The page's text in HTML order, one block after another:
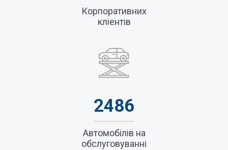
Корпоративних
кліентів
2486
Автомобілів на
обслуговуванні